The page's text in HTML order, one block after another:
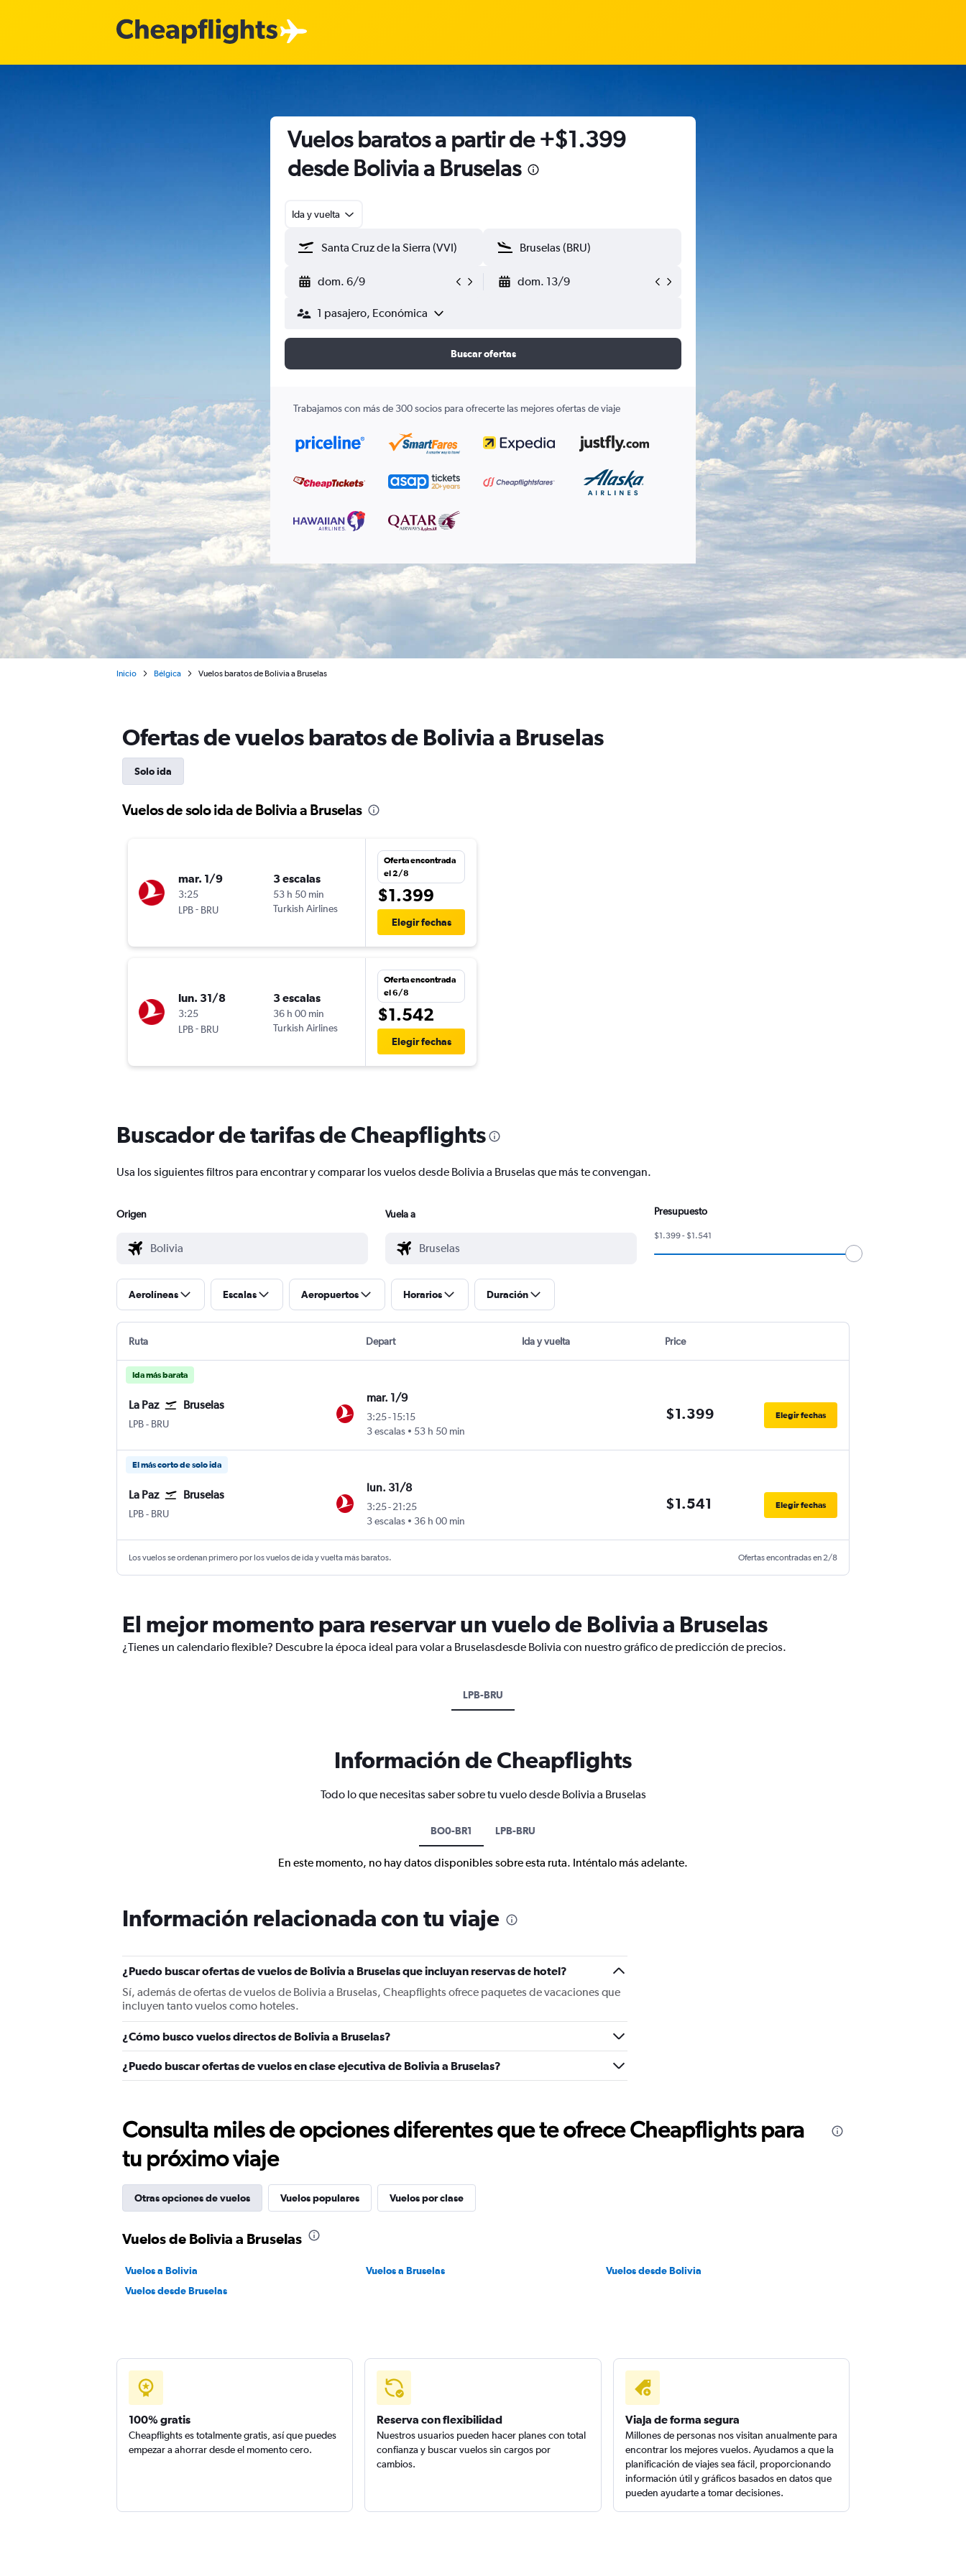
Vuelos baratos a partir de +$1.399
desde Bolivia a Bruselas
Ida y vuelta
dom. 6/9 dom. 13/9
1 pasajero, Económica
Buscar ofertas
Trabajamos con más de 300 socios para ofrecerte las mejores ofertas de viaje
Inicio Bélgica Vuelos baratos de Bolivia a Bruselas
Ofertas de vuelos baratos de Bolivia a Bruselas
Solo ida
Vuelos de solo ida de Bolivia a Bruselas
mar. 1/9
3:25
LPB- BRU
3 escalas
53 h 50 min
Turkish Airlines
Oferta encontrada
el 2/8
$1.399
Elegir fechas
lun. 31/8
3:25
LPB- BRU
3 escalas
36 h 00 min
Turkish Airlines
Oferta encontrada
el 6/8
$1.542
Elegir fechas
Buscador de tarifas de Cheapflights
Usa los siguientes filtros para encontrar y comparar los vuelos desde Bolivia a Bruselas que más te convengan.
Origen Vuela a Presupuesto
$1.399 - $1.541
Aerolíneas Escalas Aeropuertos Horarios Duración
Ruta Depart Ida y vuelta Price
Ida más barata
La Paz Bruselas
LPBLa Paz El Alto Intl
- BRU
mar. 1/9
3:25-15:15
3 escalas
53 h 50 min
$1.399 Elegir fechas
El más corto de solo ida
La Paz Bruselas
LPBLa Paz El Alto Intl
- BRU
lun. 31/8
3:25-21:25
3 escalas
36 h 00 min
$1.541 Elegir fechas
Los vuelos se ordenan primero por los vuelos de ida y vuelta más baratos. Ofertas encontradas en 2/8
El mejor momento para reservar un vuelo de Bolivia a Bruselas
¿Tienes un calendario flexible? Descubre la época ideal para volar a Bruselasdesde Bolivia con nuestro gráfico de predicción de precios.
LPB-BRU
Información de Cheapflights
Todo lo que necesitas saber sobre tu vuelo desde Bolivia a Bruselas
BO0-BR1 LPB-BRU
En este momento, no hay datos disponibles sobre esta ruta. Inténtalo más adelante.
Información relacionada con tu viaje
¿Puedo buscar ofertas de vuelos de Bolivia a Bruselas que incluyan reservas de hotel?
Sí, además de ofertas de vuelos de Bolivia a Bruselas, Cheapflights ofrece paquetes de vacaciones que
incluyen tanto vuelos como hoteles.
¿Cómo busco vuelos directos de Bolivia a Bruselas?
¿Puedo buscar ofertas de vuelos en clase ejecutiva de Bolivia a Bruselas?
Consulta miles de opciones diferentes que te ofrece Cheapflights para
tu próximo viaje
Otras opciones de vuelos Vuelos populares Vuelos por clase
Vuelos de Bolivia a Bruselas
Vuelos a Bolivia Vuelos a Bruselas
Vuelos desde Bolivia
Vuelos desde Bruselas
100% gratis
Cheapflights es totalmente gratis, así que puedes
empezar a ahorrar desde el momento cero.
Reserva con flexibilidad
Nuestros usuarios pueden hacer planes con total
confianza y buscar vuelos sin cargos por
cambios.
Viaja de forma segura
Millones de personas nos visitan anualmente para
encontrar los mejores vuelos. Ayudamos a que la
planificación de viajes sea fácil, proporcionando
información útil y gráficos basados en datos que
pueden ayudarte a tomar decisiones.